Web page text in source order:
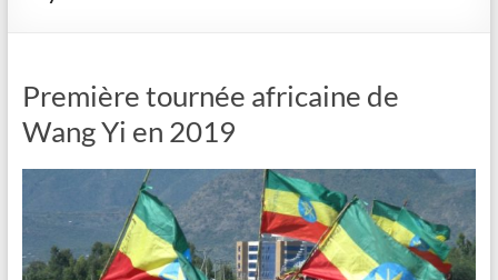
Première tournée africaine de
Wang Yi en 2019